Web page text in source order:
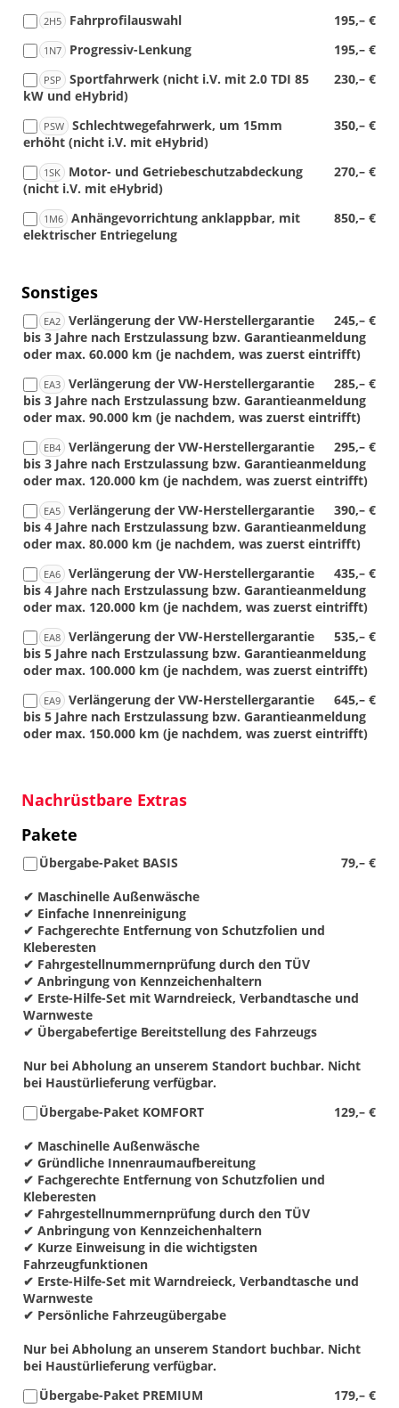
2H5 195,– €
Fahrprofilauswahl
1N7 195,– €
Progressiv-Lenkung
PSP 230,– €
Sportfahrwerk (nicht i.V. mit 2.0 TDI 85
kW und eHybrid)
PSW 350,– €
Schlechtwegefahrwerk, um 15mm
erhöht (nicht i.V. mit eHybrid)
1SK 270,– €
Motor- und Getriebeschutzabdeckung
(nicht i.V. mit eHybrid)
1M6 850,– €
Anhängevorrichtung anklappbar, mit
elektrischer Entriegelung
Sonstiges
EA2 245,– €
Verlängerung der VW-Herstellergarantie
bis 3 Jahre nach Erstzulassung bzw. Garantieanmeldung
oder max. 60.000 km (je nachdem, was zuerst eintrifft)
EA3 285,– €
Verlängerung der VW-Herstellergarantie
bis 3 Jahre nach Erstzulassung bzw. Garantieanmeldung
oder max. 90.000 km (je nachdem, was zuerst eintrifft)
EB4 295,– €
Verlängerung der VW-Herstellergarantie
bis 3 Jahre nach Erstzulassung bzw. Garantieanmeldung
oder max. 120.000 km (je nachdem, was zuerst eintrifft)
EA5 390,– €
Verlängerung der VW-Herstellergarantie
bis 4 Jahre nach Erstzulassung bzw. Garantieanmeldung
oder max. 80.000 km (je nachdem, was zuerst eintrifft)
EA6 435,– €
Verlängerung der VW-Herstellergarantie
bis 4 Jahre nach Erstzulassung bzw. Garantieanmeldung
oder max. 120.000 km (je nachdem, was zuerst eintrifft)
EA8 535,– €
Verlängerung der VW-Herstellergarantie
bis 5 Jahre nach Erstzulassung bzw. Garantieanmeldung
oder max. 100.000 km (je nachdem, was zuerst eintrifft)
EA9 645,– €
Verlängerung der VW-Herstellergarantie
bis 5 Jahre nach Erstzulassung bzw. Garantieanmeldung
oder max. 150.000 km (je nachdem, was zuerst eintrifft)
Nachrüstbare Extras
Pakete
79,– €
Übergabe-Paket BASIS
✔ Maschinelle Außenwäsche
✔ Einfache Innenreinigung
✔ Fachgerechte Entfernung von Schutzfolien und
Kleberesten
✔ Fahrgestellnummernprüfung durch den TÜV
✔ Anbringung von Kennzeichenhaltern
✔ Erste-Hilfe-Set mit Warndreieck, Verbandtasche und
Warnweste
✔ Übergabefertige Bereitstellung des Fahrzeugs
Nur bei Abholung an unserem Standort buchbar. Nicht
bei Haustürlieferung verfügbar.
129,– €
Übergabe-Paket KOMFORT
✔ Maschinelle Außenwäsche
✔ Gründliche Innenraumaufbereitung
✔ Fachgerechte Entfernung von Schutzfolien und
Kleberesten
✔ Fahrgestellnummernprüfung durch den TÜV
✔ Anbringung von Kennzeichenhaltern
✔ Kurze Einweisung in die wichtigsten
Fahrzeugfunktionen
✔ Erste-Hilfe-Set mit Warndreieck, Verbandtasche und
Warnweste
✔ Persönliche Fahrzeugübergabe
Nur bei Abholung an unserem Standort buchbar. Nicht
bei Haustürlieferung verfügbar.
179,– €
Übergabe-Paket PREMIUM